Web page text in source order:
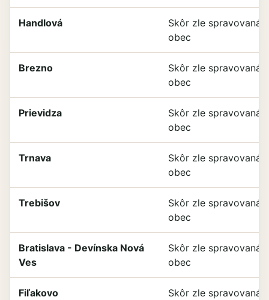
Handlová
Skôr zle spravovaná
obec
Brezno
Skôr zle spravovaná
obec
Prievidza
Skôr zle spravovaná
obec
Trnava
Skôr zle spravovaná
obec
Trebišov
Skôr zle spravovaná
obec
Bratislava - Devínska Nová
Ves
Skôr zle spravovaná
obec
Fiľakovo
Skôr zle spravovaná